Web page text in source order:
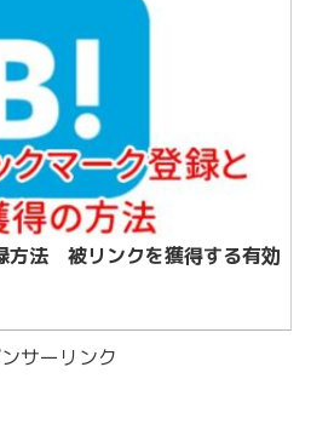
方法 被リンクを獲得する有効
サーリンク